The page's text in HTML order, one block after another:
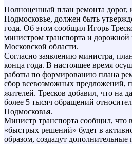
Полноценный план ремонта дорог,
Подмосковье, должен быть
года. Об этом сообщил Игорь
министром транспорта и дорожной
Московской области.
Согласно заявлению министра,
конца года. В настоящее время
работы по формированию плана
сбор всевозможных предложений,
жителей. Тресков добавил, что на
более 5 тысяч обращений
Подмосковья.
Министр транспорта сообщил, что
«быстрых решений» будет в
образом, создадут дополнительные